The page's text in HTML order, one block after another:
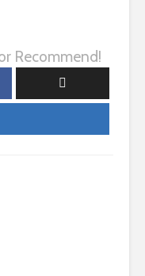
Recommend!